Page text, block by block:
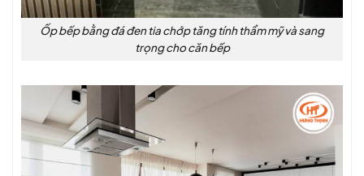
Ốp bếp bằng đá đen tia chớp tăng tính thẩm mỹ và sang
trọng cho căn bếp